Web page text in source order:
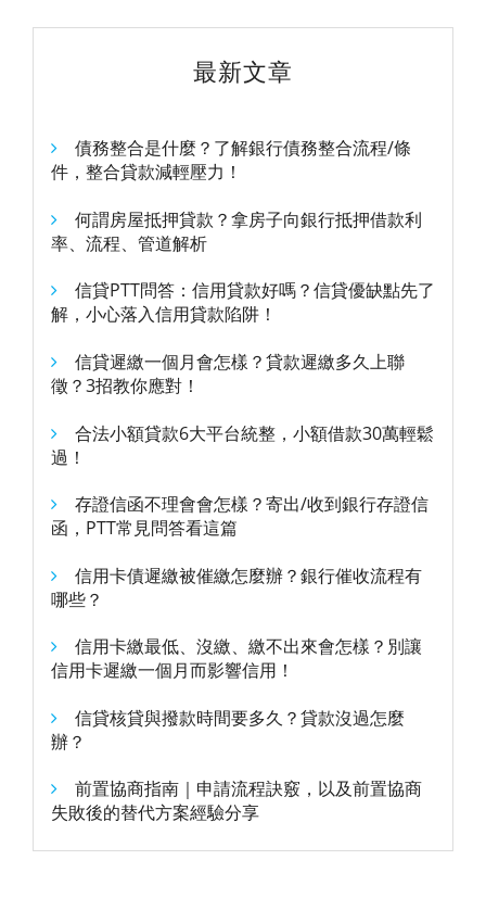
最新文章
債務整合是什麼？了解銀行債務整合流程/條
件，整合貸款減輕壓力！
何謂房屋抵押貸款？拿房子向銀行抵押借款利
率、流程、管道解析
信貸PTT問答：信用貸款好嗎？信貸優缺點先了
解，小心落入信用貸款陷阱！
信貸遲繳一個月會怎樣？貸款遲繳多久上聯
徵？3招教你應對！
合法小額貸款6大平台統整，小額借款30萬輕鬆
過！
存證信函不理會會怎樣？寄出/收到銀行存證信
函，PTT常見問答看這篇
信用卡債遲繳被催繳怎麼辦？銀行催收流程有
哪些？
信用卡繳最低、沒繳、繳不出來會怎樣？別讓
信用卡遲繳一個月而影響信用！
信貸核貸與撥款時間要多久？貸款沒過怎麼
辦？
前置協商指南｜申請流程訣竅，以及前置協商
失敗後的替代方案經驗分享